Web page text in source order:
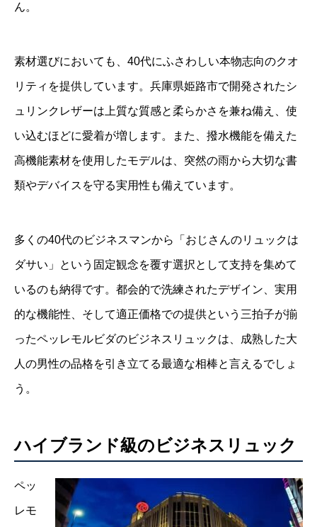
ん。
素材選びにおいても、40代にふさわしい本物志向のクオ
リティを提供しています。兵庫県姫路市で開発されたシ
ュリンクレザーは上質な質感と柔らかさを兼ね備え、使
い込むほどに愛着が増します。また、撥水機能を備えた
高機能素材を使用したモデルは、突然の雨から大切な書
類やデバイスを守る実用性も備えています。
多くの40代のビジネスマンから「おじさんのリュックは
ダサい」という固定観念を覆す選択として支持を集めて
いるのも納得です。都会的で洗練されたデザイン、実用
的な機能性、そして適正価格での提供という三拍子が揃
ったペッレモルビダのビジネスリュックは、成熟した大
人の男性の品格を引き立てる最適な相棒と言えるでしょ
う。
ハイブランド級のビジネスリュック
ペッ
レモ